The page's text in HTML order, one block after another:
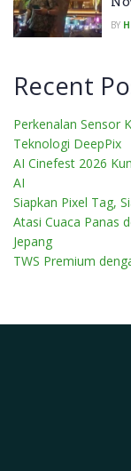
BY
Recent
Perkenalan Sensor
Teknologi DeepPix
AI Cinefest 2026
AI
Siapkan Pixel Tag,
Atasi Cuaca Panas
Jepang
TWS Premium